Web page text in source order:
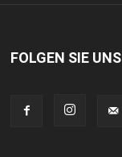
FOLGEN SIE UNS